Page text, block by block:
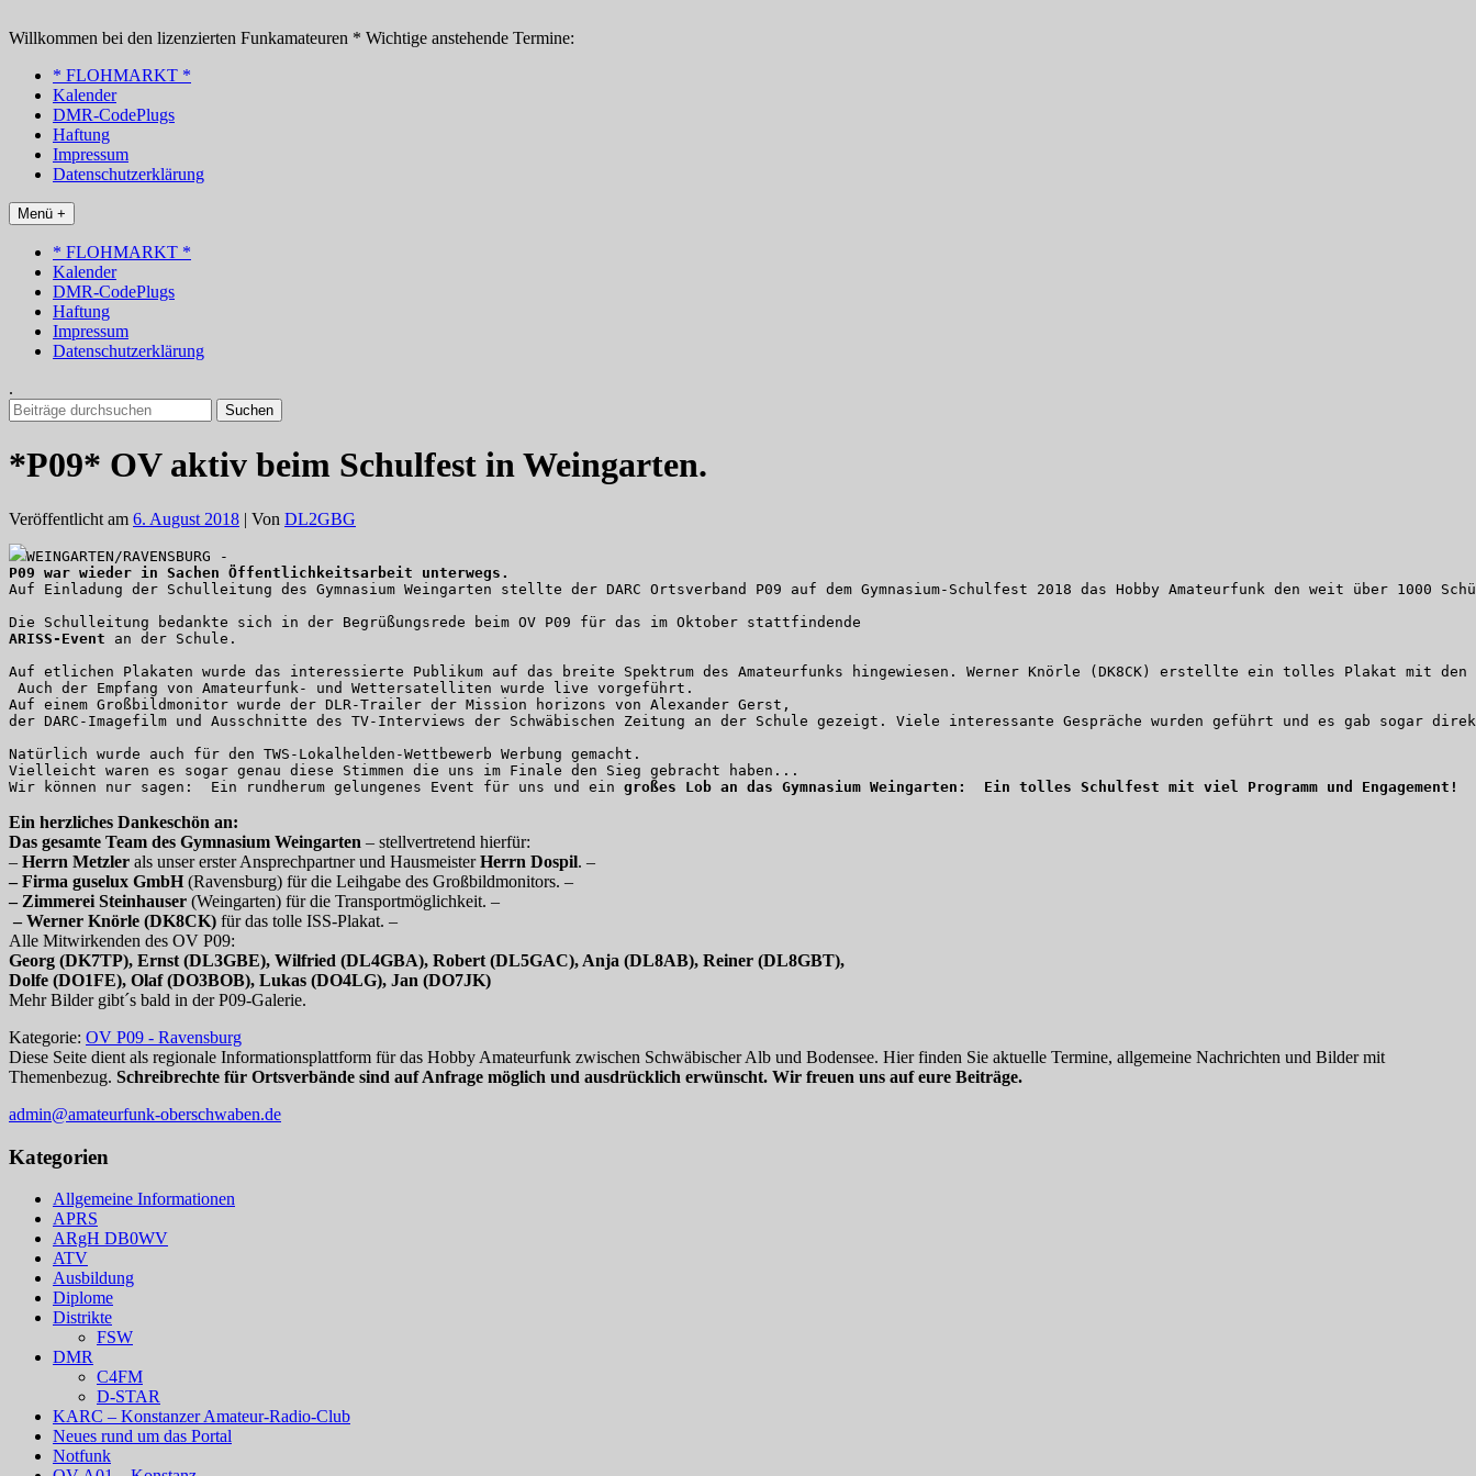
Inhalt
Willkommen bei den lizenzierten Funkamateuren * Wichtige anstehende Termine:
* FLOHMARKT *
Kalender
DMR-CodePlugs
Haftung
Impressum
Datenschutzerklärung
Menü +
* FLOHMARKT *
Kalender
DMR-CodePlugs
Haftung
Impressum
Datenschutzerklärung
.
Suchen
nach:
*P09* OV aktiv beim Schulfest in Weingarten.
Veröffentlicht am 6. August 2018 | Von DL2GBG
Auf Einladung der Schulleitung des Gymnasium Weingarten stellte der DARC Ortsverband P09 auf dem Gymnasium-Schulfest 2018 das Hobby Amateurfunk den weit über 1000
ARISS-Event an der Schule.
Auf etlichen Plakaten wurde das interessierte Publikum auf das breite Spektrum des Amateurfunks hingewiesen. Werner Knörle (DK8CK) erstellte ein tolles Plakat mit
Auch der Empfang von Amateurfunk- und Wettersatelliten wurde live vorgeführt.
Auf einem Großbildmonitor wurde der DLR-Trailer der Mission horizons von Alexander Gerst,
der DARC-Imagefilm und Ausschnitte des TV-Interviews der Schwäbischen Zeitung an der Schule gezeigt. Viele interessante Gespräche wurden geführt und es gab sogar
Natürlich wurde auch für den TWS-Lokalhelden-Wettbewerb Werbung gemacht.
Vielleicht waren es sogar genau diese Stimmen die uns im Finale den Sieg gebracht haben...
Wir können nur sagen:  Ein rundherum gelungenes Event für uns und ein großes Lob an das Gymnasium Weingarten:  Ein tolles Schulfest mit viel Programm und Engagement!
Ein herzliches Dankeschön an:
Das gesamte Team des Gymnasium Weingarten – stellvertretend hierfür:
– Herrn Metzler als unser erster Ansprechpartner und HausmeisterHerrn Dospil. –
– Firma guselux GmbH (Ravensburg) für die Leihgabe des Großbildmonitors. –
– Zimmerei Steinhauser (Weingarten) für die Transportmöglichkeit. –
– Werner Knörle (DK8CK) für das tolle ISS-Plakat. –
Alle Mitwirkenden des OV P09:
Georg (DK7TP), Ernst (DL3GBE), Wilfried (DL4GBA), Robert (DL5GAC), Anja (DL8AB), Reiner (DL8GBT),
Dolfe (DO1FE), Olaf (DO3BOB), Lukas (DO4LG), Jan (DO7JK)
Mehr Bilder gibt´s bald in der P09-Galerie.
Kategorie: OV P09 - Ravensburg
Diese Seite dient als regionale Informationsplattform für das Hobby Amateurfunk zwischen Schwäbischer Alb und Bodensee. Hier finden Sie aktuelle Termine, allgemeine Nachrichten und Bilder mit
Themenbezug. Schreibrechte für Ortsverbände sind auf Anfrage möglich und ausdrücklich erwünscht. Wir freuen uns auf eure Beiträge.
admin@amateurfunk-oberschwaben.de
Kategorien
Allgemeine Informationen
APRS
ARgH DB0WV
ATV
Ausbildung
Diplome
Distrikte
FSW
DMR
C4FM
D-STAR
KARC – Konstanzer Amateur-Radio-Club
Neues rund um das Portal
Notfunk